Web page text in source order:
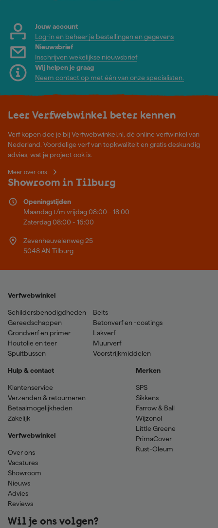
Jouw account
Log-in en beheer je bestellingen en gegevens
Nieuwsbrief
Inschrijven wekelijkse nieuwsbrief
Wij helpen je graag
Neem contact op met één van onze specialisten.
Leer Verfwebwinkel beter kennen
Verf kopen doe je bij Verfwebwinkel.nl, dé online verfwinkel van
Nederland. Voordelige verf van topkwaliteit en gratis deskundig
advies, wat je project ook is.
Meer over ons
Showroom in Tilburg
Openingstijden
Maandag t/m vrijdag 08:00 - 18:00
Zaterdag 08:00 - 16:00
Zevenheuvelenweg 25
5048 AN Tilburg
Verfwebwinkel
Schildersbenodigdheden
Gereedschappen
Grondverf en primer
Houtolie en teer
Spuitbussen
Beits
Betonverf en -coatings
Lakverf
Muurverf
Voorstrijkmiddelen
Hulp & contact
Klantenservice
Verzenden & retourneren
Betaalmogelijkheden
Zakelijk
Verfwebwinkel
Over ons
Vacatures
Showroom
Nieuws
Advies
Reviews
Merken
SPS
Sikkens
Farrow & Ball
Wijzonol
Little Greene
PrimaCover
Rust-Oleum
Wil je ons volgen?